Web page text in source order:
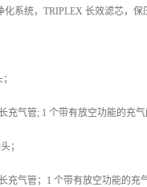
化系统，TRIPLEX 长效滤芯，保
充气管; 1 个带有放空功能的充
；
充气管；1 个带有放空功能的充